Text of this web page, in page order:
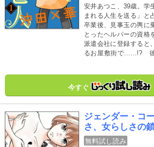
安井あつこ、39歳。学
まれる人生を送る」と
卒業後、見事玉の輿に
とったヘルパーの資格
派遣会社に登録すると
るお屋敷街で……!? 彼
に囲まれる人生」は
まな「老後」を描く
『不浄を拭うひと』の
今すぐ
ジェンダー・コ
さ、女らしさの
～
無料試し読み